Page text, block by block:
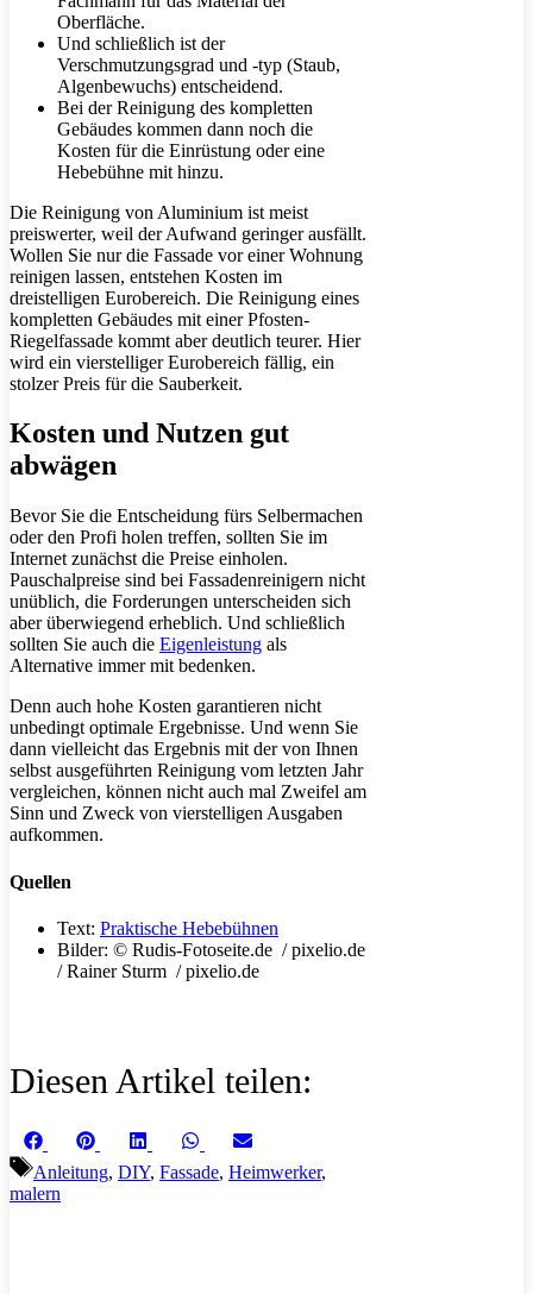
Oberfläche.
Und schließlich ist der
Verschmutzungsgrad und -typ (Staub,
Algenbewuchs) entscheidend.
Bei der Reinigung des kompletten
Gebäudes kommen dann noch die
Kosten für die Einrüstung oder eine
Hebebühne mit hinzu.
Die Reinigung von Aluminium ist meist
preiswerter, weil der Aufwand geringer ausfällt.
Wollen Sie nur die Fassade vor einer Wohnung
reinigen lassen, entstehen Kosten im
dreistelligen Eurobereich. Die Reinigung eines
kompletten Gebäudes mit einer Pfosten-
Riegelfassade kommt aber deutlich teurer. Hier
wird ein vierstelliger Eurobereich fällig, ein
stolzer Preis für die Sauberkeit.
Kosten und Nutzen gut
abwägen
Bevor Sie die Entscheidung fürs Selbermachen
oder den Profi holen treffen, sollten Sie im
Internet zunächst die Preise einholen.
Pauschalpreise sind bei Fassadenreinigern nicht
unüblich, die Forderungen unterscheiden sich
aber überwiegend erheblich. Und schließlich
sollten Sie auch die Eigenleistung als
Alternative immer mit bedenken.
Denn auch hohe Kosten garantieren nicht
unbedingt optimale Ergebnisse. Und wenn Sie
dann vielleicht das Ergebnis mit der von Ihnen
selbst ausgeführten Reinigung vom letzten Jahr
vergleichen, können nicht auch mal Zweifel am
Sinn und Zweck von vierstelligen Ausgaben
aufkommen.
Quellen
Text: Praktische Hebebühnen
Bilder: © Rudis-Fotoseite.de / pixelio.de
/ Rainer Sturm / pixelio.de
Diesen Artikel teilen:
Share
on
FacebookShare
Pinterest Share
on
LinkedInShare
on
WhatsApp
Share
on
Schlagwörter
Anleitung, DIY, Fassade, Heimwerker,
malern